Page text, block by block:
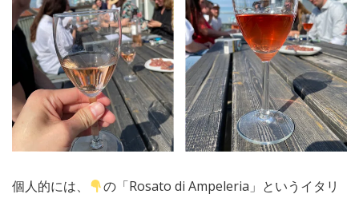
個人的には、
の「Rosato di Ampeleria」というイタリ